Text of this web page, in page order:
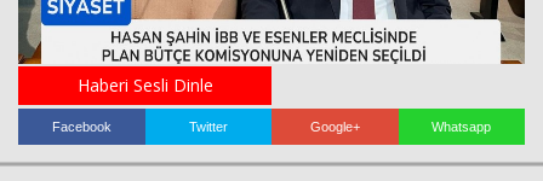
Haberi Sesli Dinle
Facebook Twitter Google+ Whatsapp